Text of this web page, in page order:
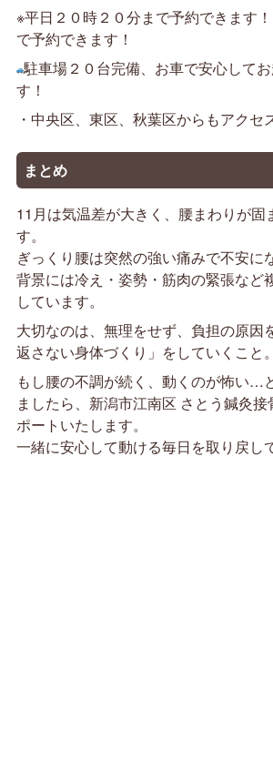
※平日２０時２０分まで予約できます
で予約できます！
駐車場２０台完備、お車で安心して
す！
・中央区、東区、秋葉区からもアクセ
まとめ
11月は気温差が大きく、腰まわりが固
す。
ぎっくり腰は突然の強い痛みで不安に
背景には冷え・姿勢・筋肉の緊張など
しています。
大切なのは、無理をせず、負担の原因
返さない身体づくり」をしていくこと。
もし腰の不調が続く、動くのが怖い…
ましたら、新潟市江南区 さとう鍼灸
ポートいたします。
一緒に安心して動ける毎日を取り戻し